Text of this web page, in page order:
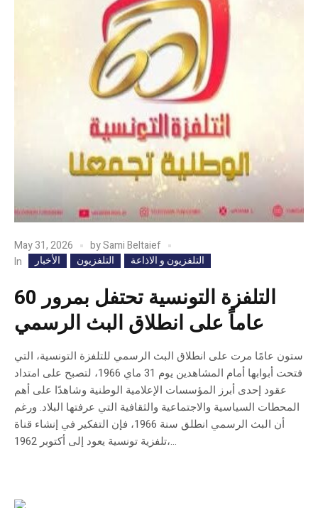
May 31, 2026 bySami Beltaief
In
الأخبار التلفزيون التلفزيون و الاذاعة
التلفزة التونسية تحتفل بمرور 60
عاماً على انطلاق البث الرسمي
ستون عامًا مرت على انطلاق البث الرسمي للتلفزة التونسية، التي
فتحت أبوابها أمام المشاهدين يوم 31 ماي 1966، لتصبح على امتداد
عقود إحدى أبرز المؤسسات الإعلامية الوطنية وشاهدًا على أهم
المحطات السياسية والاجتماعية والثقافية التي عرفتها البلاد. ورغم
أن البث الرسمي انطلق سنة 1966، فإن التفكير في إنشاء قناة
تلفزية تونسية يعود إلى أكتوبر 1962،...